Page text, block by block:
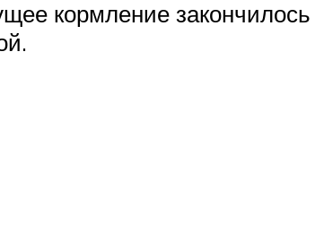
кормление